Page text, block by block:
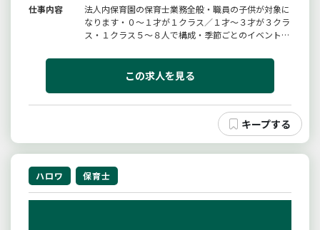
仕事内容
法人内保育園の保育士業務全般・職員の子供が対象に
なります・０〜１才が１クラス／１才〜３才が３クラ
ス・１クラス５〜８人で構成・季節ごとのイベント有
見学はいつでも可能です。スタッフとの懇談も可能で
すので、お気軽にお問い合わせください。変更範囲：
この求人を見る
ハロワ 保育士